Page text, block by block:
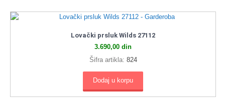
Lovački prsluk Wilds 27112
3.690,00 din
Šifra artikla: 824
Dodaj u korpu